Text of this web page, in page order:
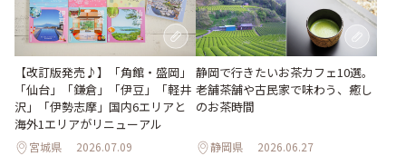
【改訂版発売♪】「角館・盛岡」
「仙台」「鎌倉」「伊豆」「軽井
沢」「伊勢志摩」国内6エリアと
海外1エリアがリニューアル
宮城県 2026.07.09
静岡で行きたいお茶カフェ10選。
老舗茶舗や古民家で味わう、癒し
のお茶時間
静岡県 2026.06.27